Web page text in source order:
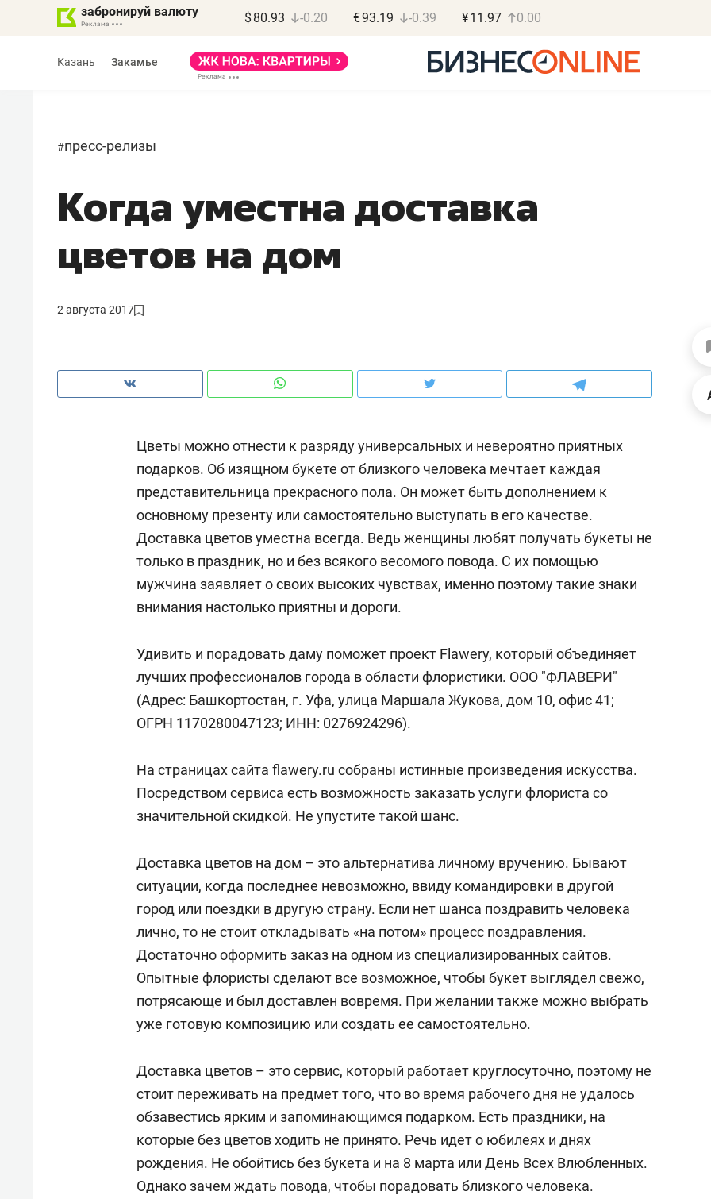
забронируй валюту $ 80.93 -0.20 €93.19 -0.39 ¥11.97 0.00
Казань Закамье
#пресс-релизы
Когда уместна доставка
цветов на дом
2 августа 2017
Цветы можно отнести к разряду универсальных и невероятно приятных
подарков. Об изящном букете от близкого человека мечтает каждая
представительница прекрасного пола. Он может быть дополнением к
основному презенту или самостоятельно выступать в его качестве.
Доставка цветов уместна всегда. Ведь женщины любят получать букеты не
только в праздник, но и без всякого весомого повода. С их помощью
мужчина заявляет о своих высоких чувствах, именно поэтому такие знаки
внимания настолько приятны и дороги.
Удивить и порадовать даму поможет проект Flawery, который объединяет
лучших профессионалов города в области флористики. ООО "ФЛАВЕРИ"
(Адрес: Башкортостан, г. Уфа, улица Маршала Жукова, дом 10, офис 41;
ОГРН 1170280047123; ИНН: 0276924296).
На страницах сайта flawery.ru собраны истинные произведения искусства.
Посредством сервиса есть возможность заказать услуги флориста со
значительной скидкой. Не упустите такой шанс.
Доставка цветов на дом – это альтернатива личному вручению. Бывают
ситуации, когда последнее невозможно, ввиду командировки в другой
город или поездки в другую страну. Если нет шанса поздравить человека
лично, то не стоит откладывать «на потом» процесс поздравления.
Достаточно оформить заказ на одном из специализированных сайтов.
Опытные флористы сделают все возможное, чтобы букет выглядел свежо,
потрясающе и был доставлен вовремя. При желании также можно выбрать
уже готовую композицию или создать ее самостоятельно.
Доставка цветов – это сервис, который работает круглосуточно, поэтому не
стоит переживать на предмет того, что во время рабочего дня не удалось
обзавестись ярким и запоминающимся подарком. Есть праздники, на
которые без цветов ходить не принято. Речь идет о юбилеях и днях
рождения. Не обойтись без букета и на 8 марта или День Всех Влюбленных.
Однако зачем ждать повода, чтобы порадовать близкого человека.
Марат Арсланов
«КирпичХолдинг»
«Главная задача
Дарья Семенова
«Бросско»
школьной формы о контрафакте,
налогах и развитии без кредитов
Как бизнесу выйти на
рынки, почему надо
чем интересен Оман?
Падел, фитнес, танцы и даже
ниндзя-зал: как ТРЦ «Франт»
стал Меккой для любителей
Психотерапевт «Фороса»:
«Директорский невроз» –
когда человек не считает
свою сверхнагрузку
Дизайнер-прораб
Наседкина: «Ремонт
с мебелью за 2